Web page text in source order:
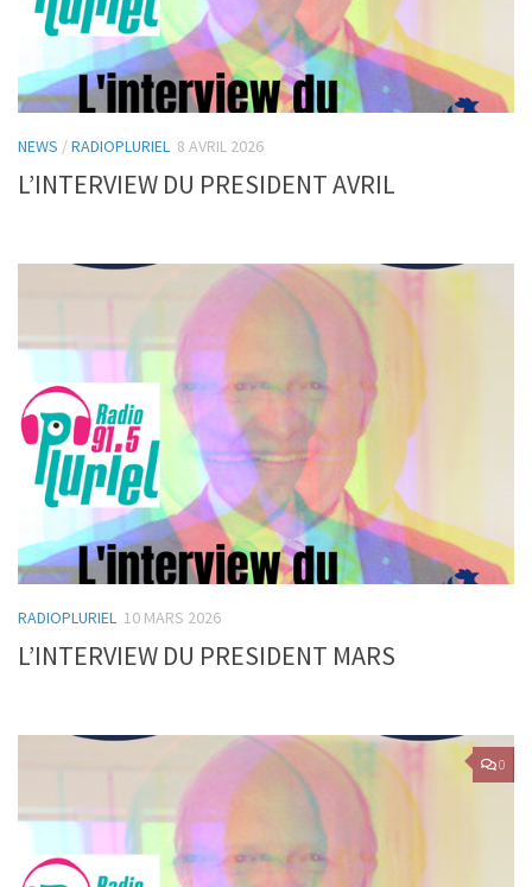
NEWS /RADIOPLURIEL 8 AVRIL 2026
L’INTERVIEW DU PRESIDENT AVRIL
RADIOPLURIEL 10 MARS 2026
L’INTERVIEW DU PRESIDENT MARS
0